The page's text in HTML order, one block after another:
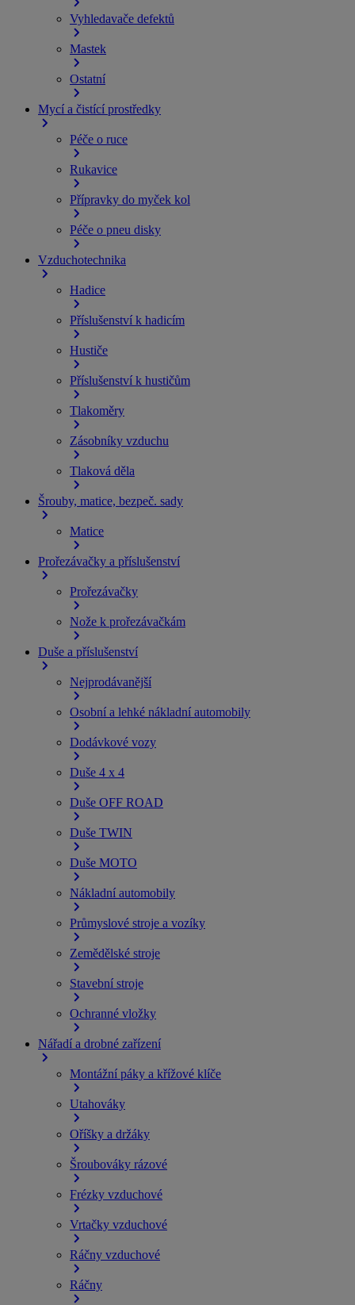
Vyhledavače defektů
Mastek
Ostatní
Mycí a čistící prostředky
Péče o ruce
Rukavice
Přípravky do myček kol
Péče o pneu disky
Vzduchotechnika
Hadice
Příslušenství k hadicím
Hustiče
Příslušenství k hustičům
Tlakoměry
Zásobníky vzduchu
Tlaková děla
Šrouby, matice, bezpeč. sady
Matice
Prořezávačky a příslušenství
Prořezávačky
Nože k prořezávačkám
Duše a příslušenství
Nejprodávanější
Osobní a lehké nákladní automobily
Dodávkové vozy
Duše 4 x 4
Duše OFF ROAD
Duše TWIN
Duše MOTO
Nákladní automobily
Průmyslové stroje a vozíky
Zemědělské stroje
Stavební stroje
Ochranné vložky
Nářadí a drobné zařízení
Montážní páky a křížové klíče
Utahováky
Oříšky a držáky
Šroubováky rázové
Frézky vzduchové
Vrtačky vzduchové
Ráčny vzduchové
Ráčny